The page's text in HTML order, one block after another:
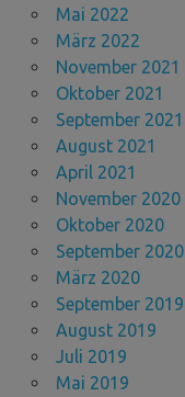
Mai 2022
März 2022
November 2021
Oktober 2021
September 2021
August 2021
April 2021
November 2020
Oktober 2020
September 2020
März 2020
September 2019
August 2019
Juli 2019
Mai 2019